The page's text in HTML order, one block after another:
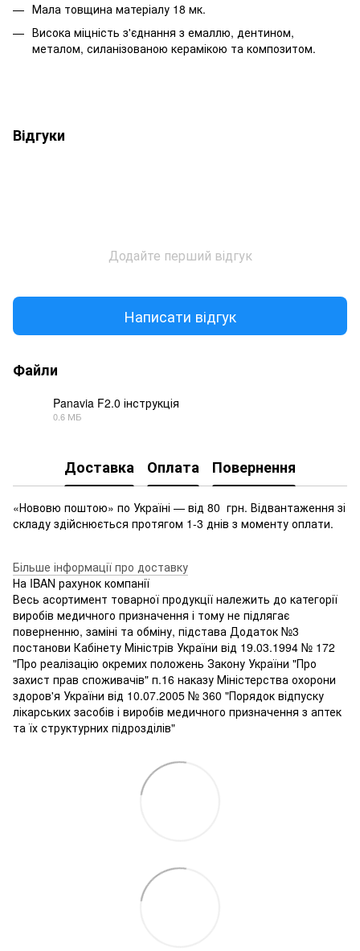
Мала товщина матеріалу 18 мк.
Висока міцність з'єднання з емаллю, дентином,
металом, силанізованою керамікою та композитом.
Відгуки
Додайте перший відгук
Написати відгук
Файли
Panavia F2.0 інструкція
0.6 МБ
Доставка Оплата Повернення
«Нововю поштою» по Україні — від 80 грн. Відвантаження зі
складу здійснюється протягом 1-3 днів з моменту оплати.
Більше інформації про доставку
На IBAN рахунок компанії
Весь асортимент товарної продукції належить до категорії
виробів медичного призначення і тому не підлягає
поверненню, заміні та обміну, підстава Додаток №3
постанови Кабінету Міністрів України від 19.03.1994 № 172
"Про реалізацію окремих положень Закону України "Про
захист прав споживачів" п.16 наказу Міністерства охорони
здоров'я України від 10.07.2005 № 360 "Порядок відпуску
лікарських засобів і виробів медичного призначення з аптек
та їх структурних підрозділів"